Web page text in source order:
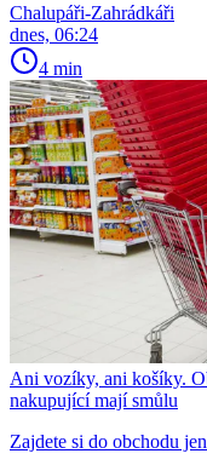
Chalupáři-Zahrádkáři
dnes, 06:24
4 min
Ani vozíky, ani košíky.
nakupující mají smůlu
Zajdete si do obchodu